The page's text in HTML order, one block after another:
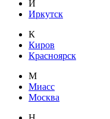
И
Иркутск
К
Киров
Красноярск
М
Миасс
Москва